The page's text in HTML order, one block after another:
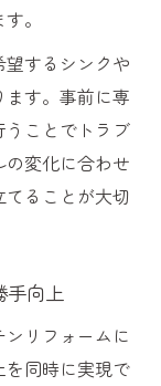
。
するシンクや
す。事前に専
ことでトラブ
変化に合わせ
ることが大切
手向上
リフォームに
同時に実現で